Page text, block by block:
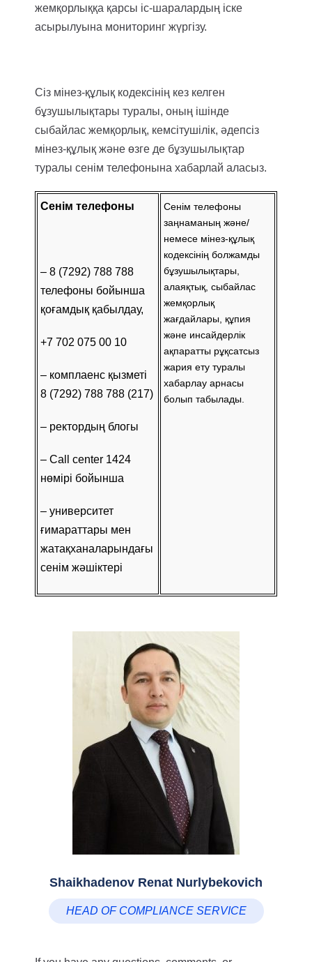
жемқорлыққа қарсы іс-шаралардың іске
асырылуына мониторинг жүргізу.
Сіз мінез-құлық кодексінің кез келген
бұзушылықтары туралы, оның ішінде
сыбайлас жемқорлық, кемсітушілік, әдепсіз
мінез-құлық және өзге де бұзушылықтар
туралы сенім телефонына хабарлай аласыз.
Сенім телефоны
– 8 (7292) 788 788
телефоны бойынша
қоғамдық қабылдау,
+7 702 075 00 10
– комплаенс қызметі
8 (7292) 788 788 (217)
– ректордың блогы
– Call center 1424
нөмірі бойынша
– университет
ғимараттары мен
жатақханаларындағы
сенім жәшіктері
Сенім телефоны
заңнаманың және/
немесе мінез-құлық
кодексінің болжамды
бұзушылықтары,
алаяқтық, сыбайлас
жемқорлық
жағдайлары, құпия
және инсайдерлік
ақпаратты рұқсатсыз
жария ету туралы
хабарлау арнасы
болып табылады.
Shaikhadenov Renat Nurlybekovich
HEAD OF COMPLIANCE SERVICE